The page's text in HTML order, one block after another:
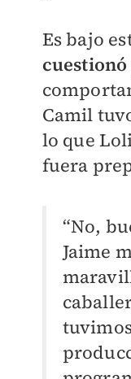
Es bajo
cuestionó
Camil
lo que
fuera
“No,
Jaime